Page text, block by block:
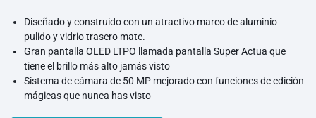
Diseñado y construido con un atractivo marco de aluminio
pulido y vidrio trasero mate.
Gran pantalla OLED LTPO llamada pantalla Super Actua que
tiene el brillo más alto jamás visto
Sistema de cámara de 50 MP mejorado con funciones de edición
mágicas que nunca has visto